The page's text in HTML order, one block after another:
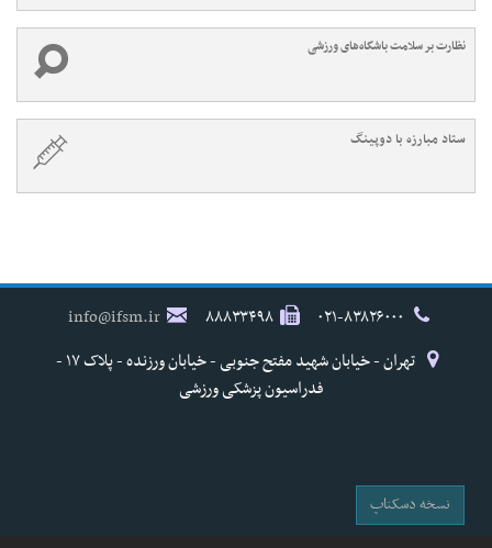
نظارت بر سلامت باشگاه‌های ورزشی
ستاد مبارزه با دوپینگ
۸۸۸۳۳۴۹۸
info@ifsm.ir
تهران - خیابان شهید مفتح جنوبی - خیابان ورزنده - پلاک ۱۷ -
فدراسیون پزشکی ورزشی
نسخه دسکتاپ